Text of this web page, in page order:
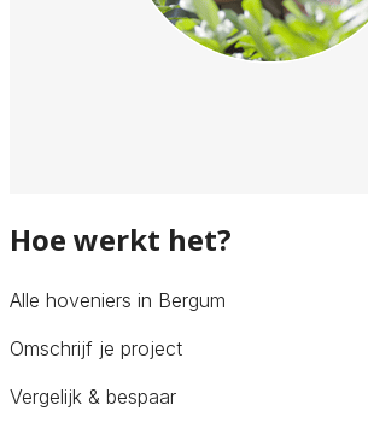
Hoe werkt het?
Alle hoveniers in Bergum
Omschrijf je project
Vergelijk & bespaar